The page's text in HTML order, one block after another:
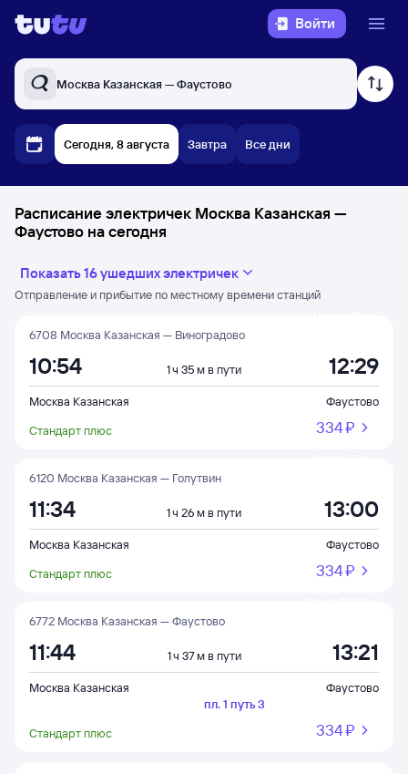
Войти
Москва Казанская — Фаустово
Сегодня, 8 августа Завтра Все дни
Расписание электричек Москва Казанская —
Фаустово на сегодня
Показать 16 ушедших электричек
Отправление и прибытие по местному времени станций
6708 Москва Казанская — Виноградово
10:54 1 ч 35 м в пути 12:29
Москва Казанская
Фаустово
Стандарт плюс
334 ⁠₽
6120 Москва Казанская — Голутвин
11:34 1 ч 26 м в пути 13:00
Москва Казанская
Фаустово
Стандарт плюс
334 ⁠₽
6772 Москва Казанская — Фаустово
11:44 1 ч 37 м в пути 13:21
Москва Казанская
Фаустово
пл. 1 путь 3
Стандарт плюс
334 ⁠₽